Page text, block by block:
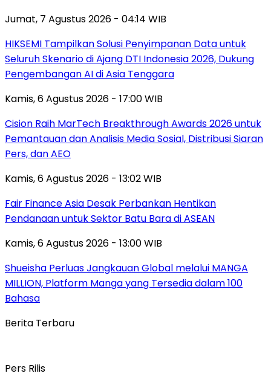
Jumat, 7 Agustus 2026 - 04:14 WIB
HIKSEMI Tampilkan Solusi Penyimpanan Data untuk
Seluruh Skenario di Ajang DTI Indonesia 2026, Dukung
Pengembangan AI di Asia Tenggara
Kamis, 6 Agustus 2026 - 17:00 WIB
Cision Raih MarTech Breakthrough Awards 2026 untuk
Pemantauan dan Analisis Media Sosial, Distribusi Siaran
Pers, dan AEO
Kamis, 6 Agustus 2026 - 13:02 WIB
Fair Finance Asia Desak Perbankan Hentikan
Pendanaan untuk Sektor Batu Bara di ASEAN
Kamis, 6 Agustus 2026 - 13:00 WIB
Shueisha Perluas Jangkauan Global melalui MANGA
MILLION, Platform Manga yang Tersedia dalam 100
Bahasa
Berita Terbaru
Pers Rilis